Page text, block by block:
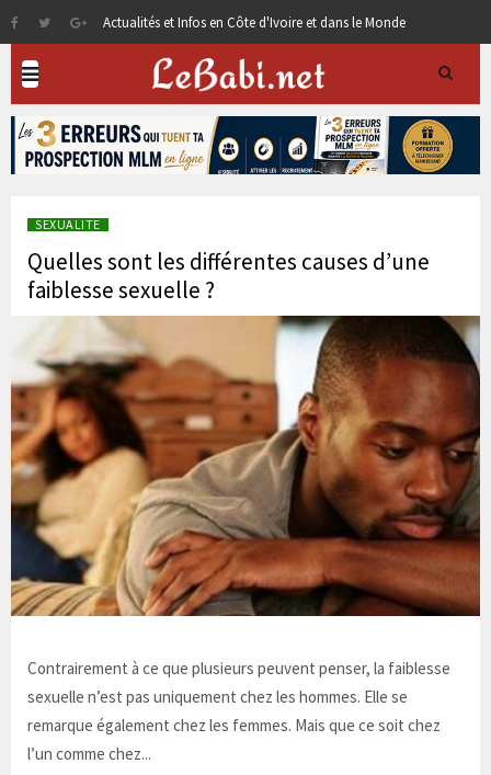
Actualités et Infos en Côte d'Ivoire et dans le Monde
SEXUALITE
Quelles sont les différentes causes d’une
faiblesse sexuelle ?
Contrairement à ce que plusieurs peuvent penser, la faiblesse
sexuelle n’est pas uniquement chez les hommes. Elle se
remarque également chez les femmes. Mais que ce soit chez
l’un comme chez...